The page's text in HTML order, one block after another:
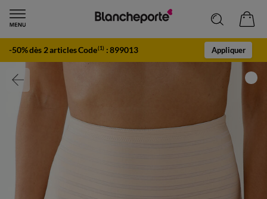
-50% dès 2 articles Code(1) :899013 Appliquer